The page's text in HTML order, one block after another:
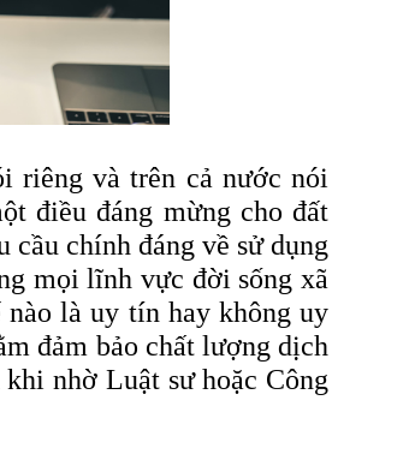
riêng và trên cả nước nói
điều đáng mừng cho đất
chính đáng về sử dụng
mọi lĩnh vực đời sống xã
là uy tín hay không uy
đảm bảo chất lượng dịch
nhờ Luật sư hoặc Công